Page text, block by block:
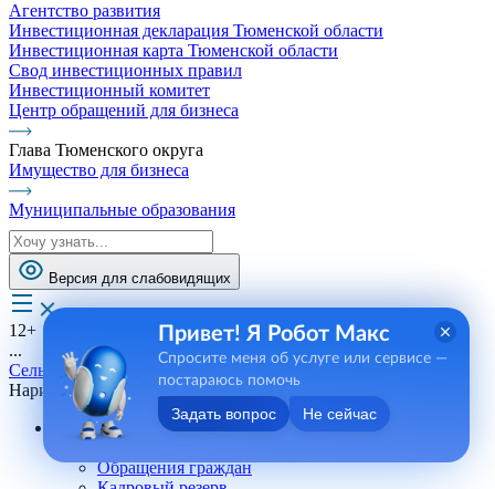
Агентство развития
Инвестиционная декларация Тюменской области
Инвестиционная карта Тюменской области
Свод инвестиционных правил
Инвестиционный комитет
Центр обращений для бизнеса
Глава Тюменского округа
Имущество для бизнеса
Муниципальные образования
Версия для слабовидящих
12+
...
Сельские поселения
Наримановское СП
Андреевское СП
Обращения граждан
Привет! Я Робот Макс
Спросите меня об услуге или сервисе —
постараюсь помочь
Задать вопрос Не сейчас